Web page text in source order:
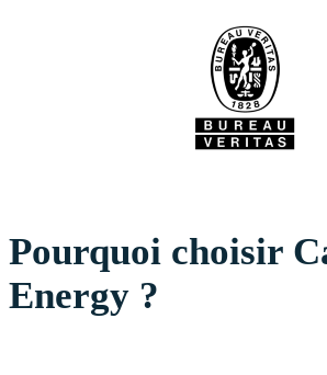
Pourquoi choisir
Energy ?